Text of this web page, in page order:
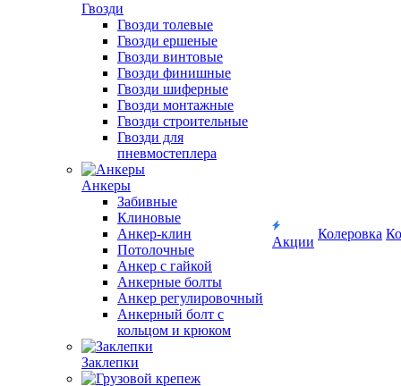
Гвозди
Гвозди толевые
Гвозди ершеные
Гвозди винтовые
Гвозди финишные
Гвозди шиферные
Гвозди монтажные
Гвозди строительные
Гвозди для
пневмостеплера
Анкеры
Забивные
Клиновые
Анкер-клин
Потолочные
Анкер с гайкой
Анкерные болты
Анкер регулировочный
Анкерный болт с
кольцом и крюком
Заклепки
Акции
Колеровка